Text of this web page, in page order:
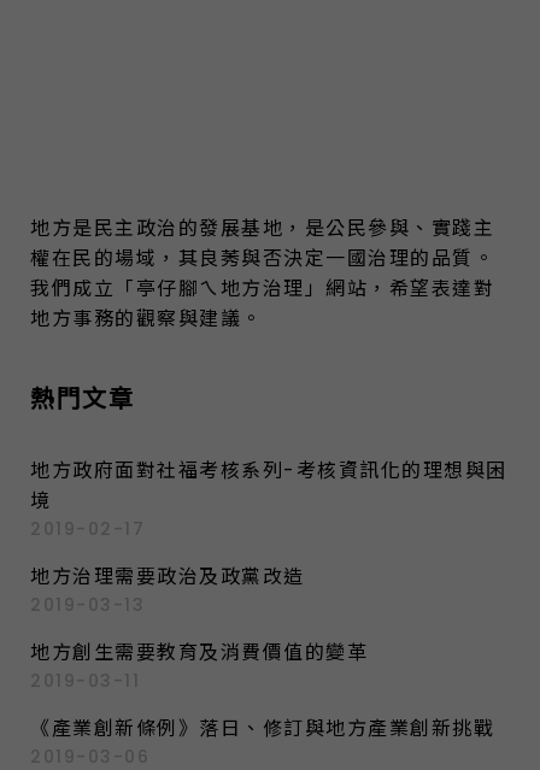
地方是民主政治的發展基地，是公民參與、實踐主
權在民的場域，其良莠與否決定一國治理的品質。
我們成立「亭仔腳ㄟ地方治理」網站，希望表達對
地方事務的觀察與建議。
熱門文章
地方政府面對社福考核系列-考核資訊化的理想與困
境
2019-02-17
地方治理需要政治及政黨改造
2019-03-13
地方創生需要教育及消費價值的變革
2019-03-11
《產業創新條例》落日、修訂與地方產業創新挑戰
2019-03-06